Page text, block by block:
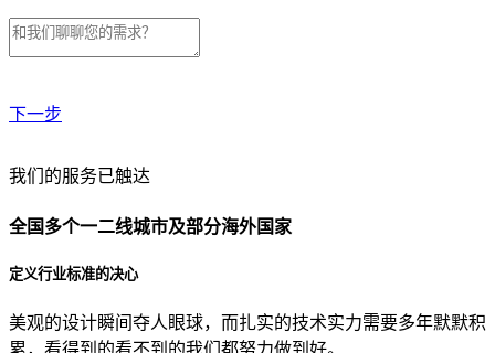
下一步
贵公司预算范围是？
贵公司的团队规模是？
目前主要的营销渠道是？
我们的服务已触达
全国多个一二线城市及部分海外国家
定义行业标准的决心
美观的设计瞬间夺人眼球，而扎实的技术实力需要多年默默积
累，看得到的看不到的我们都努力做到好。